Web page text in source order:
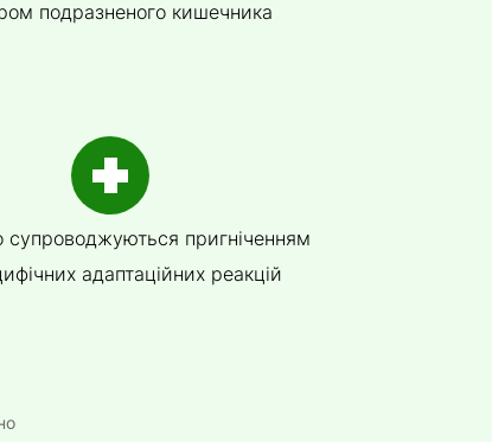
подразненого кишечника
пригніченням
адаптаційних реакцій